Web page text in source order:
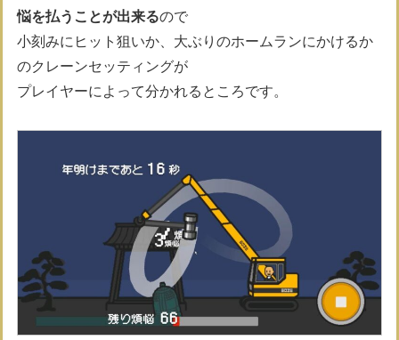
悩を払うことが出来るので
小刻みにヒット狙いか、大ぶりのホームランにかけるか
のクレーンセッティングが
プレイヤーによって分かれるところです。